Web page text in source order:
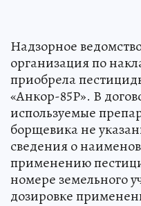
Надзорное
организация по
приобрела
«Анкор-85Р». В
используемые
борщевика не
сведения о
применению
номере земельного
дозировке